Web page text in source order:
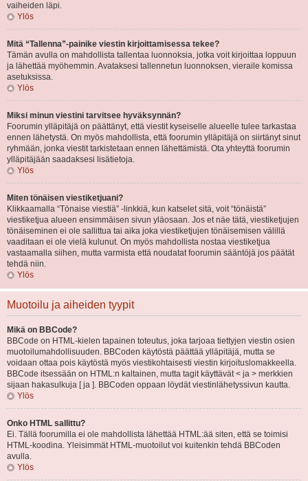
vaiheiden läpi.
Ylös
Mitä “Tallenna”-painike viestin kirjoittamisessa tekee?
Tämän avulla on mahdollista tallentaa luonnoksia, jotka voit kirjoittaa loppuun
ja lähettää myöhemmin. Avataksesi tallennetun luonnoksen, vieraile komissa
asetuksissa.
Ylös
Miksi minun viestini tarvitsee hyväksynnän?
Foorumin ylläpitäjä on päättänyt, että viestit kyseiselle alueelle tulee tarkastaa
ennen lähetystä. On myös mahdollista, että foorumin ylläpitäjä on siirtänyt sinut
ryhmään, jonka viestit tarkistetaan ennen lähettämistä. Ota yhteyttä foorumin
ylläpitäjään saadaksesi lisätietoja.
Ylös
Miten tönäisen viestiketjuani?
Klikkaamalla “Tönaise viestiä” -linkkiä, kun katselet sitä, voit “tönäistä”
viestiketjua alueen ensimmäisen sivun yläosaan. Jos et näe tätä, viestiketjujen
tönäiseminen ei ole sallittua tai aika joka viestiketjujen tönäisemisen välillä
vaaditaan ei ole vielä kulunut. On myös mahdollista nostaa viestiketjua
vastaamalla siihen, mutta varmista että noudatat foorumin sääntöjä jos päätät
tehdä niin.
Ylös
Muotoilu ja aiheiden tyypit
Mikä on BBCode?
BBCode on HTML-kielen tapainen toteutus, joka tarjoaa tiettyjen viestin osien
muotoilumahdollisuuden. BBCoden käytöstä päättää ylläpitäjä, mutta se
voidaan ottaa pois käytöstä myös viestikohtaisesti viestin kirjoituslomakkeella.
BBCode itsessään on HTML:n kaltainen, mutta tagit käyttävät < ja > merkkien
sijaan hakasulkuja [ ja ]. BBCoden oppaan löydät viestinlähetyssivun kautta.
Ylös
Onko HTML sallittu?
Ei. Tällä foorumilla ei ole mahdollista lähettää HTML:ää siten, että se toimisi
HTML-koodina. Yleisimmät HTML-muotoilut voi kuitenkin tehdä BBCoden
avulla.
Ylös